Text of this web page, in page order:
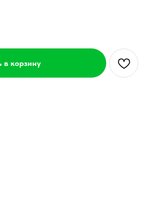
в корзину